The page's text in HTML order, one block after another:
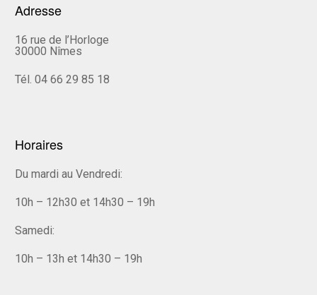
Adresse
16 rue de l’Horloge
30000 Nîmes
Tél. 04 66 29 85 18
Horaires
Du mardi au Vendredi:
10h – 12h30 et 14h30 – 19h
Samedi:
10h – 13h et 14h30 – 19h